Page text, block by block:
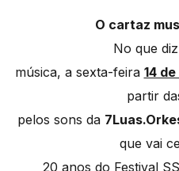
O cartaz
No que
música, a sexta-feira 14
partir
pelos sons da
que vai
20 anos do Festival